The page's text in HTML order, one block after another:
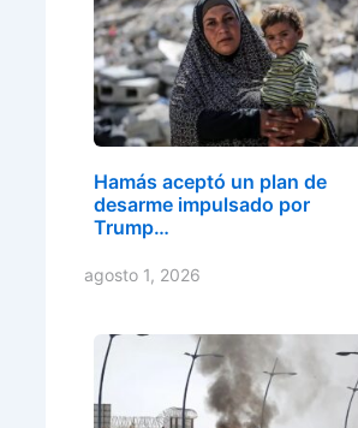
Hamás aceptó un plan de
desarme impulsado por
Trump…
agosto 1, 2026